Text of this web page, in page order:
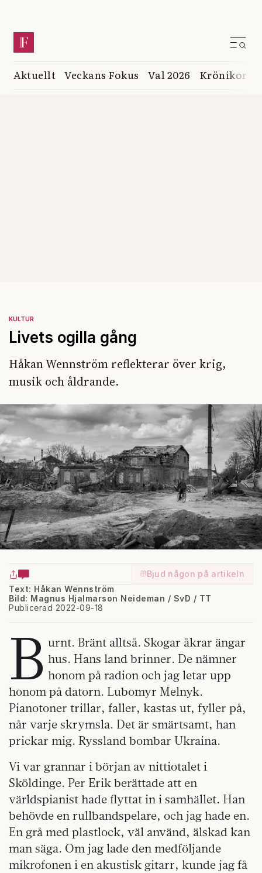
Aktuellt Veckans Fokus Val 2026 Krönikor
KULTUR
Livets ogilla gång
Håkan Wennström reflekterar över krig,
musik och åldrande.
Bjud någon på artikeln
Text: Håkan Wennström
Publicerad 2022-09-18
Bild: Magnus Hjalmarson Neideman / SvD / TT
B urnt. Bränt alltså. Skogar åkrar ängar
hus. Hans land brinner. De nämner
honom på radion och jag letar upp
honom på datorn. Lubomyr Melnyk.
Pianotoner trillar, faller, kastas ut, fyller på,
når varje skrymsla. Det är smärtsamt, han
prickar mig. Ryssland bombar Ukraina.
Vi var grannar i början av nittiotalet i
Sköldinge. Per Erik berättade att en
världspianist hade flyttat in i samhället. Han
behövde en rullbandspelare, och jag hade en.
En grå med plastlock, väl använd, älskad kan
man säga. Om jag lade den medföljande
mikrofonen i en akustisk gitarr, kunde jag få